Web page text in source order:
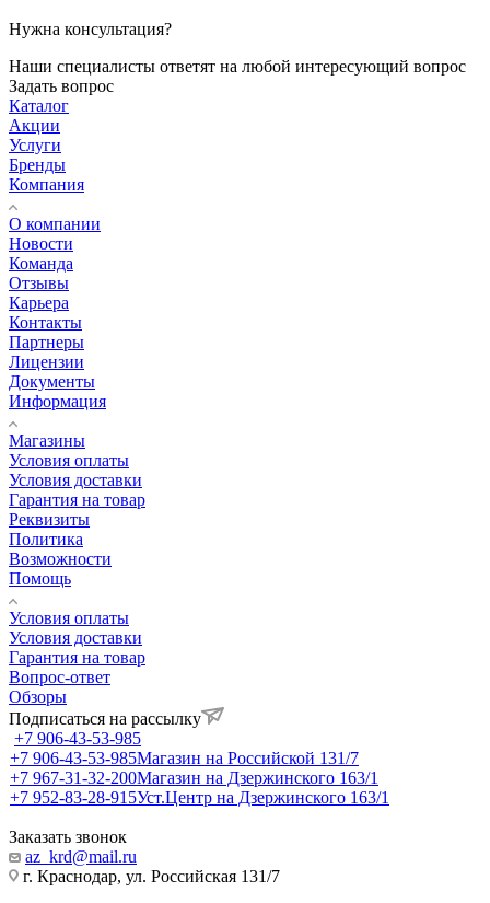
Нужна консультация?
Наши специалисты ответят на любой интересующий вопрос
Задать вопрос
Каталог
Акции
Услуги
Бренды
Компания
О компании
Новости
Команда
Отзывы
Карьера
Контакты
Партнеры
Лицензии
Документы
Информация
Магазины
Условия оплаты
Условия доставки
Гарантия на товар
Реквизиты
Политика
Возможности
Помощь
Условия оплаты
Условия доставки
Гарантия на товар
Вопрос-ответ
Обзоры
Подписаться на рассылку
+7 906-43-53-985
+7 906-43-53-985Магазин на Российской 131/7
+7 967-31-32-200Магазин на Дзержинского 163/1
+7 952-83-28-915Уст.Центр на Дзержинского 163/1
Заказать звонок
az_krd@mail.ru
г. Краснодар, ул. Российская 131/7